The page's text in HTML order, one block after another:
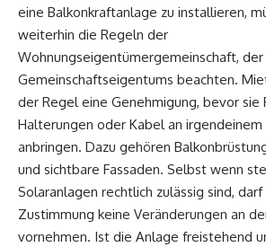
eine Balkonkraftanlage zu installieren,
weiterhin die Regeln der
Wohnungseigentümergemeinschaft, der
Gemeinschaftseigentums beachten.
der Regel eine Genehmigung, bevor sie
Halterungen oder Kabel an
anbringen. Dazu gehören
und sichtbare Fassaden. Selbst wenn
Solaranlagen rechtlich zulässig sind,
Zustimmung keine Veränderungen an
vornehmen. Ist die Anlage freistehend